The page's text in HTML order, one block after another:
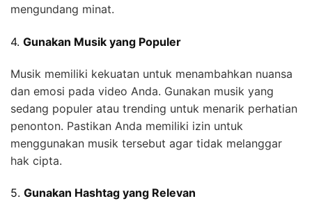
mengundang minat.
4. Gunakan Musik yang Populer
Musik memiliki kekuatan untuk menambahkan nuansa
dan emosi pada video Anda. Gunakan musik yang
sedang populer atau trending untuk menarik perhatian
penonton. Pastikan Anda memiliki izin untuk
menggunakan musik tersebut agar tidak melanggar
hak cipta.
5. Gunakan Hashtag yang Relevan